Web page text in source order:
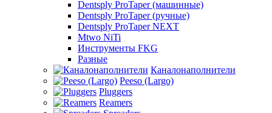
Dentsply ProTaper (машинные)
Dentsply ProTaper (ручные)
Dentsply ProTaper NEXT
Mtwo NiTi
Инструменты FKG
Разные
Каналонаполнители
Peeso (Largo)
Pluggers
Reamers